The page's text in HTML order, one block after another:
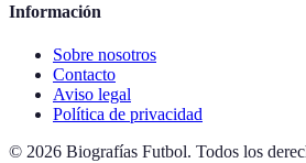
Información
Sobre nosotros
Contacto
Aviso legal
Política de privacidad
© 2026 Biografías Futbol. Todos los